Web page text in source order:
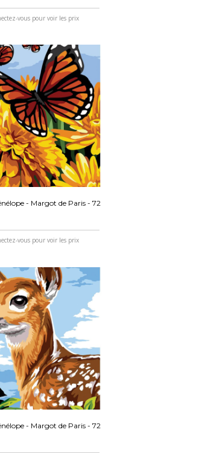
vous pour voir les prix
- Margot de Paris - 72
vous pour voir les prix
- Margot de Paris - 72